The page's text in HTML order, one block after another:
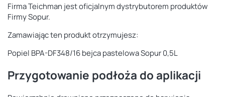
Firma Teichman jest oficjalnym dystrybutorem produktów
Firmy Sopur.
Zamawiając ten produkt otrzymujesz:
Popiel BPA-DF348/16 bejca pastelowa Sopur 0,5L
Przygotowanie podłoża do aplikacji